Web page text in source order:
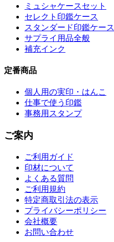
ミュシャケースセット
セレクト印鑑ケース
スタンダード印鑑ケース
サプライ用品全般
補充インク
定番商品
個人用の実印・はんこ
仕事で使う印鑑
事務用スタンプ
ご案内
ご利用ガイド
印材について
よくある質問
ご利用規約
特定商取引法の表示
プライバシーポリシー
会社概要
お問い合わせ